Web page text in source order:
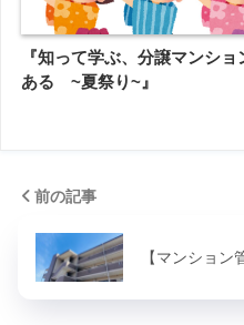
『知って学ぶ、分譲マンショ
ある ~夏祭り~』
前の記事
【マンション